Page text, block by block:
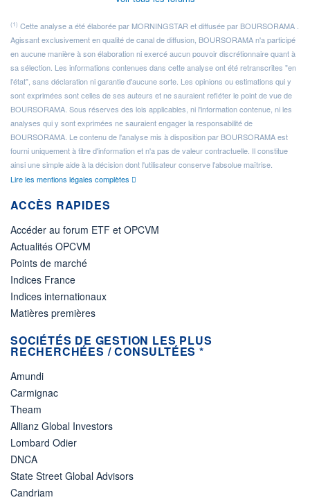
(1) Cette analyse a été élaborée par MORNINGSTAR et diffusée par BOURSORAMA .
Agissant exclusivement en qualité de canal de diffusion, BOURSORAMA n'a participé
en aucune manière à son élaboration ni exercé aucun pouvoir discrétionnaire quant à
sa sélection. Les informations contenues dans cette analyse ont été retranscrites "en
l'état", sans déclaration ni garantie d'aucune sorte. Les opinions ou estimations qui y
sont exprimées sont celles de ses auteurs et ne sauraient refléter le point de vue de
BOURSORAMA. Sous réserves des lois applicables, ni l'information contenue, ni les
analyses qui y sont exprimées ne sauraient engager la responsabilité de
BOURSORAMA. Le contenu de l'analyse mis à disposition par BOURSORAMA est
fourni uniquement à titre d'information et n'a pas de valeur contractuelle. Il constitue
ainsi une simple aide à la décision dont l'utilisateur conserve l'absolue maîtrise.
Lire les mentions légales complètes
ACCÈS RAPIDES
Accéder au forum ETF et OPCVM
Actualités OPCVM
Points de marché
Indices France
Indices internationaux
Matières premières
SOCIÉTÉS DE GESTION LES PLUS
RECHERCHÉES / CONSULTÉES *
Amundi
Carmignac
Theam
Allianz Global Investors
Lombard Odier
DNCA
State Street Global Advisors
Candriam